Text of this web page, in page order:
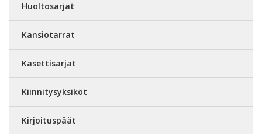
Huoltosarjat
Kansiotarrat
Kasettisarjat
Kiinnitysyksiköt
Kirjoituspäät